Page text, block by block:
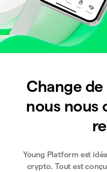
Change
nous nous
Young Platform est
crypto. Tout est